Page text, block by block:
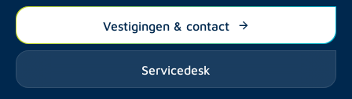
Vestigingen & contact
Servicedesk